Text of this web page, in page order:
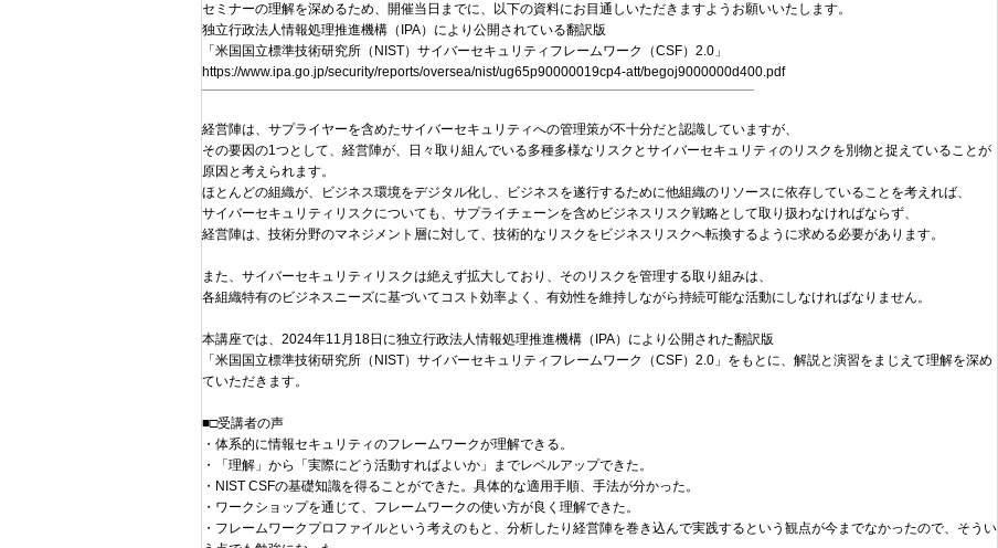
セミナーの理解を深めるため、開催当日までに、以下の資料にお目通しいただきますようお願いいたします。
独立行政法人情報処理推進機構（IPA）により公開されている翻訳版
「米国国立標準技術研究所（NIST）サイバーセキュリティフレームワーク（CSF）2.0」
https://www.ipa.go.jp/security/reports/oversea/nist/ug65p90000019cp4-att/begoj9000000d400.pdf
経営陣は、サプライヤーを含めたサイバーセキュリティへの管理策が不十分だと認識していますが、
その要因の1つとして、経営陣が、日々取り組んでいる多種多様なリスクとサイバーセキュリティのリスクを別物と捉えていることが
原因と考えられます。
ほとんどの組織が、ビジネス環境をデジタル化し、ビジネスを遂行するために他組織のリソースに依存していることを考えれば、
サイバーセキュリティリスクについても、サプライチェーンを含めビジネスリスク戦略として取り扱わなければならず、
経営陣は、技術分野のマネジメント層に対して、技術的なリスクをビジネスリスクへ転換するように求める必要があります。
また、サイバーセキュリティリスクは絶えず拡大しており、そのリスクを管理する取り組みは、
各組織特有のビジネスニーズに基づいてコスト効率よく、有効性を維持しながら持続可能な活動にしなければなりません。
本講座では、2024年11月18日に独立行政法人情報処理推進機構（IPA）により公開された翻訳版
「米国国立標準技術研究所（NIST）サイバーセキュリティフレームワーク（CSF）2.0」をもとに、解説と演習をまじえて理解を深め
ていただきます。
■□受講者の声
・体系的に情報セキュリティのフレームワークが理解できる。
・「理解」から「実際にどう活動すればよいか」までレベルアップできた。
・NIST CSFの基礎知識を得ることができた。具体的な適用手順、手法が分かった。
・ワークショップを通じて、フレームワークの使い方が良く理解できた。
・フレームワークプロファイルという考えのもと、分析したり経営陣を巻き込んで実践するという観点が今までなかったので、そうい